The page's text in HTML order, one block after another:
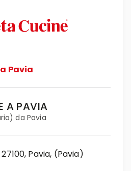
a Pavia
A PAVIA
da Pavia
Pavia, (Pavia)